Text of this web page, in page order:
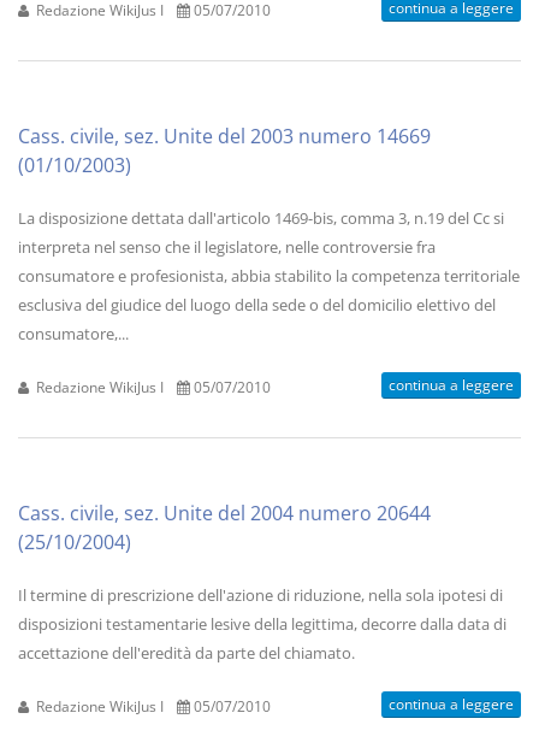
Redazione WikiJus I 05/07/2010 continua a leggere
Cass. civile, sez. Unite del 2003 numero 14669
(01/10/2003)
La disposizione dettata dall'articolo 1469-bis, comma 3, n.19 del Cc si
interpreta nel senso che il legislatore, nelle controversie fra
consumatore e profesionista, abbia stabilito la competenza territoriale
esclusiva del giudice del luogo della sede o del domicilio elettivo del
consumatore,...
Redazione WikiJus I 05/07/2010 continua a leggere
Cass. civile, sez. Unite del 2004 numero 20644
(25/10/2004)
Il termine di prescrizione dell'azione di riduzione, nella sola ipotesi di
disposizioni testamentarie lesive della legittima, decorre dalla data di
accettazione dell'eredità da parte del chiamato.
Redazione WikiJus I 05/07/2010 continua a leggere